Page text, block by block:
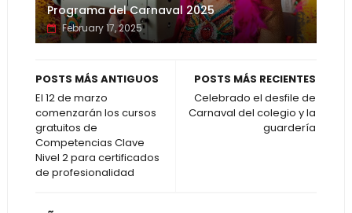
Programa del Carnaval 2025
February 17, 2025
POSTS MÁS RECIENTES
Celebrado el desfile de
Carnaval del colegio y la
guardería
POSTS MÁS ANTIGUOS
El 12 de marzo
comenzarán los cursos
gratuitos de
Competencias Clave
Nivel 2 para certificados
de profesionalidad